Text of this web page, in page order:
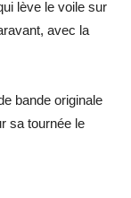
lève le voile sur
avec la
bande originale
sa tournée le